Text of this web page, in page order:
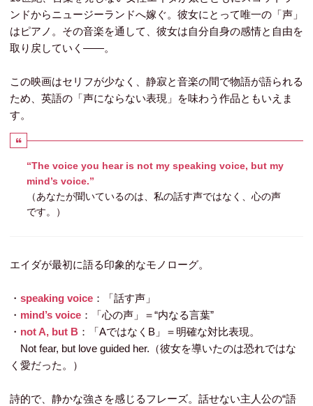
ンドからニュージーランドへ嫁ぐ。彼女にとって唯一の「声」
はピアノ。その音楽を通して、彼女は自分自身の感情と自由を
取り戻していく――。
この映画はセリフが少なく、静寂と音楽の間で物語が語られる
ため、英語の「声にならない表現」を味わう作品ともいえま
す。
“The voice you hear is not my speaking voice, but my
mind’s voice.”
（あなたが聞いているのは、私の話す声ではなく、心の声
です。）
エイダが最初に語る印象的なモノローグ。
・ speaking voice ：「話す声」
・ mind’s voice ：「心の声」＝“内なる言葉”
・ not A, but B ：「AではなくB」＝明確な対比表現。
Not fear, but love guided her. （彼女を導いたのは恐れではな
く愛だった。）
詩的で、静かな強さを感じるフレーズ。話せない主人公の“語